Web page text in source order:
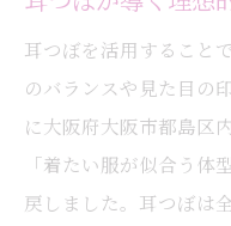
耳つぼを活用すること
のバランスや見た目の
に大阪府大阪市都島区
「着たい服が似合う体
戻しました。耳つぼは